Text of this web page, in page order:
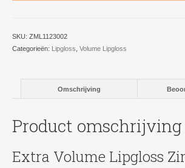
SKU: ZML1123002
Categorieën: Lipgloss Volume Lipgloss
Omschrijving
Product omschrijving
Extra Volume Lipgloss